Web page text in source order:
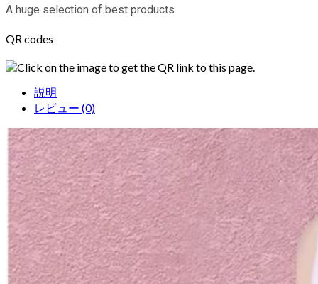
A huge selection of best products
QR codes
Click on the image to get the QR link to this page.
説明
レビュー (0)